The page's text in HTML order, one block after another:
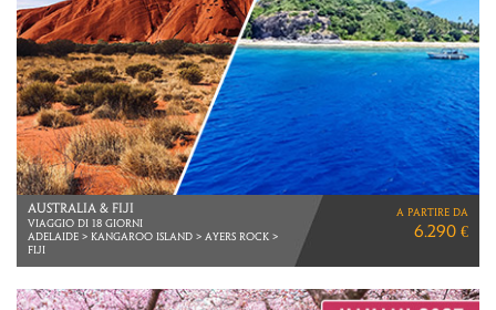
LA TERRA E L'ACQUA
ZIMBABWE > BOTSWANA > NAMIBIA
VOLI LUFTHANSA
a partire da
5.950 €